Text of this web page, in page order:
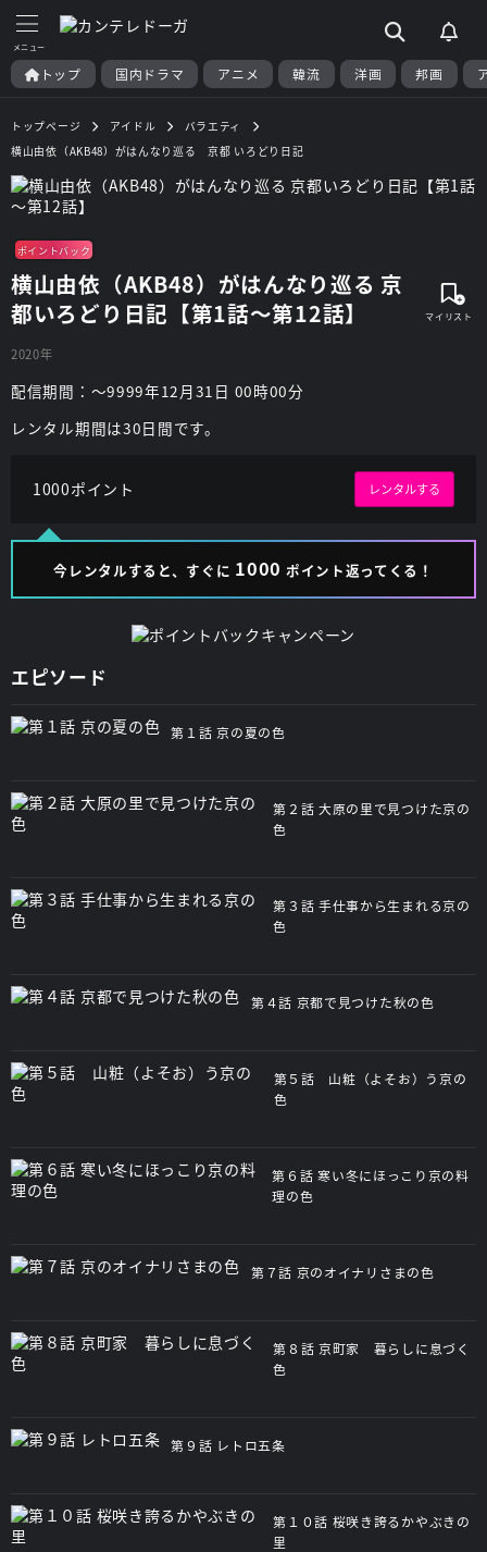
トップ 国内ドラマ アニメ 韓流 洋画 邦画
トップページ アイドル
バラエティ
横山由依（AKB48）がはんなり巡る 京都 いろどり日記
ポイントバック
横山由依（AKB48）がはんなり巡る 京
都いろどり日記【第1話～第12話】
2020年
配信期間：～9999年12月31日 00時00分
レンタル期間は30日間です。
1000ポイント レンタルする
今レンタルすると、すぐに 1000 ポイント返ってくる！
エピソード
第１話 京の夏の色
第２話 大原の里で見つけた京の
色
第３話 手仕事から生まれる京の
色
第４話 京都で見つけた秋の色
第５話 山粧（よそお）う京の
色
第６話 寒い冬にほっこり京の料
理の色
第７話 京のオイナリさまの色
第８話 京町家 暮らしに息づく
色
第９話 レトロ五条
第１０話 桜咲き誇るかやぶきの
里